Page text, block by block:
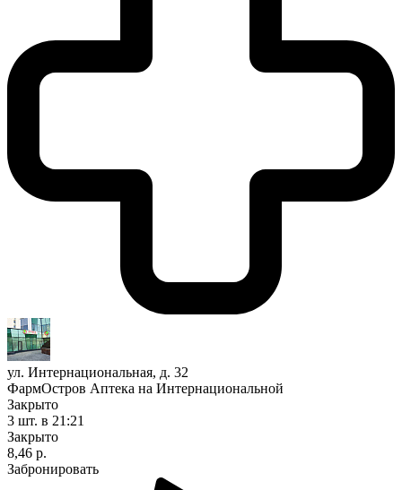
ул. Интернациональная, д. 32
ФармОстров Аптека на Интернациональной
Закрыто
3 шт. в 21:21
Закрыто
8,46 р.
Забронировать